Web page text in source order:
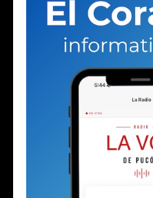
La independiente y
recurrieron
mientras que la
Republicano
líder Evópoli. Los
deterioro de las
Concejo Municipal.
Apoya el periodismo
haciéndote socio de La